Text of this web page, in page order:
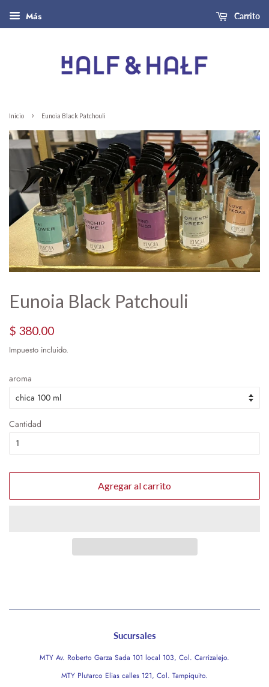
Más Carrito
Inicio › Eunoia Black Patchouli
Eunoia Black Patchouli
Precio
$ 380.00
oferta
Impuesto incluido.
aroma
Cantidad
Agregar al carrito
Sucursales
MTY Av. Roberto Garza Sada 101 local 103, Col. Carrizalejo.
MTY Plutarco Elias calles 121, Col. Tampiquito.